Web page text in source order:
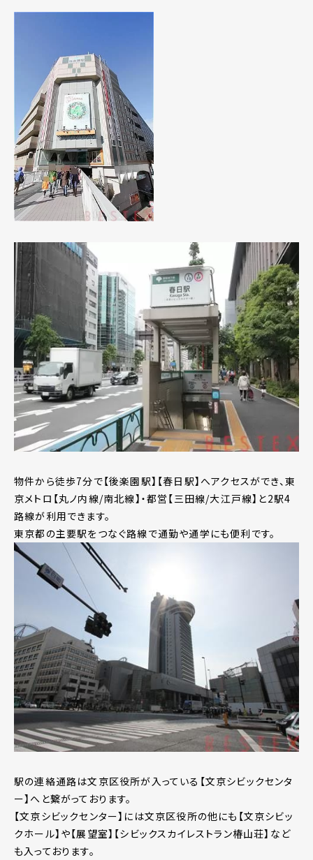
物件から徒歩7分で【後楽園駅】【春日駅】へアクセスができ、東
京メトロ【丸ノ内線/南北線】・都営【三田線/大江戸線】と2駅4
路線が利用できます。
東京都の主要駅をつなぐ路線で通勤や通学にも便利です。
駅の連絡通路は文京区役所が入っている【文京シビックセンタ
ー】へと繋がっております。
【文京シビックセンター】には文京区役所の他にも【文京シビッ
クホール】や【展望室】【シビックスカイレストラン椿山荘】など
も入っております。